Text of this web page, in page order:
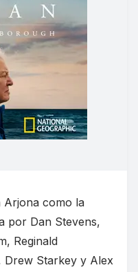
Arjona como la
por Dan Stevens,
Reginald
Drew Starkey y Alex